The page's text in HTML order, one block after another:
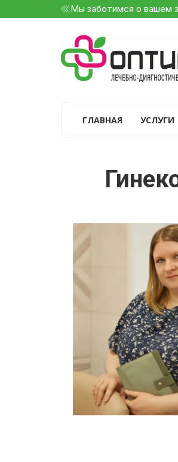
Мы заботимся о вашем
ГЛАВНАЯ УСЛУГИ